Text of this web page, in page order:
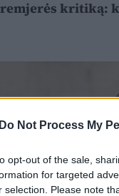
Do Not Process My
opt-out of the sale,
for targeted
selection. Please note
kritiką: